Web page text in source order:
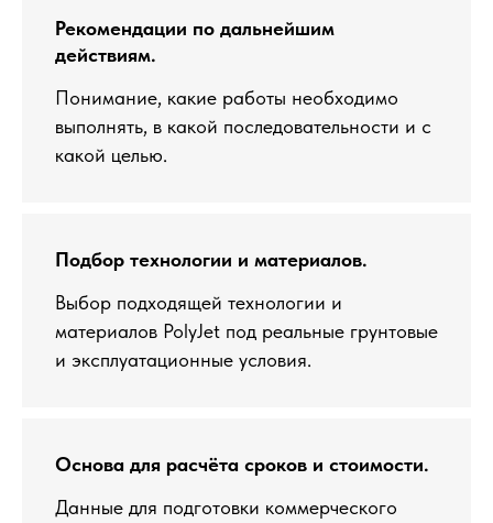
Рекомендации по дальнейшим
действиям.
Понимание, какие работы необходимо
выполнять, в какой последовательности и с
какой целью.
Подбор технологии и материалов.
Выбор подходящей технологии и
материалов PolyJet под реальные грунтовые
и эксплуатационные условия.
Основа для расчёта сроков и стоимости.
Данные для подготовки коммерческого